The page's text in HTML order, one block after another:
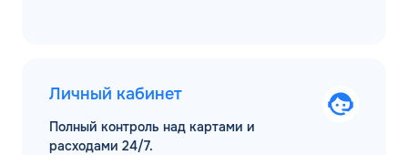
Личный кабинет
Полный контроль над картами и
расходами 24/7.